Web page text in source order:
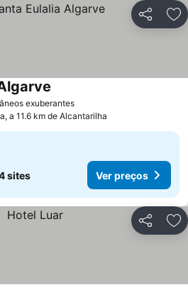
Partilhar
exuberantesVer preços
a 11.6 km de Alcantarilha
sites Ver preços
Partilhar